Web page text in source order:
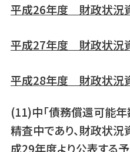
平成26年度 財政状況
平成27年度 財政状況
平成28年度 財政状況
(11)中「債務償還可能年
精査中であり、財政状況
成29年度より公表する予